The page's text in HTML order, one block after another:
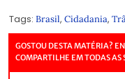
Tags: Brasil, Cidadania,
GOSTOU DESTA MATÉRIA?
COMPARTILHE EM TODAS AS